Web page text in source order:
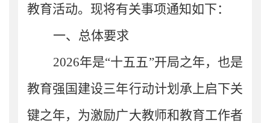
教育活动。现将有关事项通知如下：
一、总体要求
2026年是“十五五”开局之年，也是
教育强国建设三年行动计划承上启下关
键之年，为激励广大教师和教育工作者